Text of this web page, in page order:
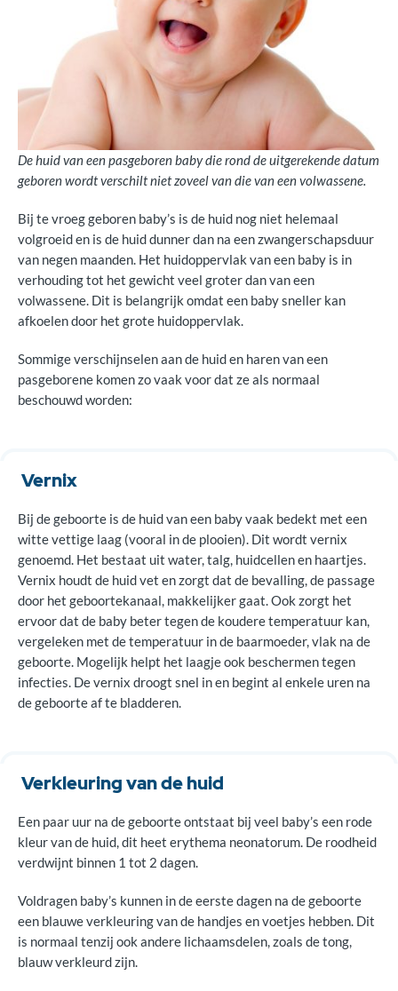
De huid van een pasgeboren baby die rond de uitgerekende datum
geboren wordt verschilt niet zoveel van die van een volwassene.
Bij te vroeg geboren baby’s is de huid nog niet helemaal
volgroeid en is de huid dunner dan na een zwangerschapsduur
van negen maanden. Het huidoppervlak van een baby is in
verhouding tot het gewicht veel groter dan van een
volwassene. Dit is belangrijk omdat een baby sneller kan
afkoelen door het grote huidoppervlak.
Sommige verschijnselen aan de huid en haren van een
pasgeborene komen zo vaak voor dat ze als normaal
beschouwd worden:
Vernix
Bij de geboorte is de huid van een baby vaak bedekt met een
witte vettige laag (vooral in de plooien). Dit wordt vernix
genoemd. Het bestaat uit water, talg, huidcellen en haartjes.
Vernix houdt de huid vet en zorgt dat de bevalling, de passage
door het geboortekanaal, makkelijker gaat. Ook zorgt het
ervoor dat de baby beter tegen de koudere temperatuur kan,
vergeleken met de temperatuur in de baarmoeder, vlak na de
geboorte. Mogelijk helpt het laagje ook beschermen tegen
infecties. De vernix droogt snel in en begint al enkele uren na
de geboorte af te bladderen.
Verkleuring van de huid
Een paar uur na de geboorte ontstaat bij veel baby’s een rode
kleur van de huid, dit heet erythema neonatorum. De roodheid
verdwijnt binnen 1 tot 2 dagen.
Voldragen baby’s kunnen in de eerste dagen na de geboorte
een blauwe verkleuring van de handjes en voetjes hebben. Dit
is normaal tenzij ook andere lichaamsdelen, zoals de tong,
blauw verkleurd zijn.